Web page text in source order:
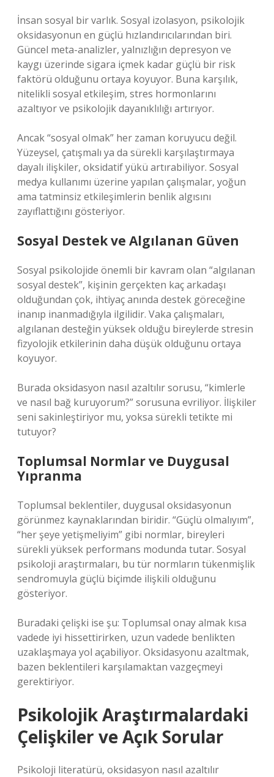
İnsan sosyal bir varlık. Sosyal izolasyon, psikolojik
oksidasyonun en güçlü hızlandırıcılarından biri.
Güncel meta-analizler, yalnızlığın depresyon ve
kaygı üzerinde sigara içmek kadar güçlü bir risk
faktörü olduğunu ortaya koyuyor. Buna karşılık,
nitelikli sosyal etkileşim, stres hormonlarını
azaltıyor ve psikolojik dayanıklılığı artırıyor.
Ancak “sosyal olmak” her zaman koruyucu değil.
Yüzeysel, çatışmalı ya da sürekli karşılaştırmaya
dayalı ilişkiler, oksidatif yükü artırabiliyor. Sosyal
medya kullanımı üzerine yapılan çalışmalar, yoğun
ama tatminsiz etkileşimlerin benlik algısını
zayıflattığını gösteriyor.
Sosyal Destek ve Algılanan Güven
Sosyal psikolojide önemli bir kavram olan “algılanan
sosyal destek”, kişinin gerçekten kaç arkadaşı
olduğundan çok, ihtiyaç anında destek göreceğine
inanıp inanmadığıyla ilgilidir. Vaka çalışmaları,
algılanan desteğin yüksek olduğu bireylerde stresin
fizyolojik etkilerinin daha düşük olduğunu ortaya
koyuyor.
Burada oksidasyon nasıl azaltılır sorusu, “kimlerle
ve nasıl bağ kuruyorum?” sorusuna evriliyor. İlişkiler
seni sakinleştiriyor mu, yoksa sürekli tetikte mi
tutuyor?
Toplumsal Normlar ve Duygusal
Yıpranma
Toplumsal beklentiler, duygusal oksidasyonun
görünmez kaynaklarından biridir. “Güçlü olmalıyım”,
“her şeye yetişmeliyim” gibi normlar, bireyleri
sürekli yüksek performans modunda tutar. Sosyal
psikoloji araştırmaları, bu tür normların tükenmişlik
sendromuyla güçlü biçimde ilişkili olduğunu
gösteriyor.
Buradaki çelişki ise şu: Toplumsal onay almak kısa
vadede iyi hissettirirken, uzun vadede benlikten
uzaklaşmaya yol açabiliyor. Oksidasyonu azaltmak,
bazen beklentileri karşılamaktan vazgeçmeyi
gerektiriyor.
Psikolojik Araştırmalardaki
Çelişkiler ve Açık Sorular
Psikoloji literatürü, oksidasyon nasıl azaltılır